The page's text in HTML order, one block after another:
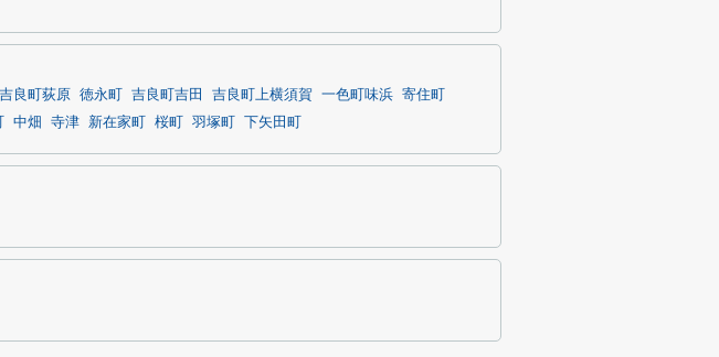
吉良町荻原 徳永町 吉良町吉田 吉良町上横須賀 一色町味浜 寄住町
中畑 寺津 新在家町 桜町 羽塚町 下矢田町